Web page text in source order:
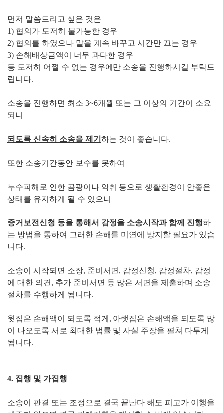
먼저 말씀드리고 싶은 것은
1) 협의가 도저히 불가능한 경우
2) 협의를 하였으나 말을 계속 바꾸고 시간만 끄는 경우
3) 손해배상금액이 너무 과다한 경우
등 도저히 어쩔 수 없는 경우에만 소송을 진행하시길 부탁드
립니다.
소송을 진행하면 최소 3~6개월 또는 그 이상의 기간이 소요
되니
되도록 신속히 소송을 제기 하는 것이 좋습니다.
또한 소송기간동안 보수를 못하여
누수피해로 인한 곰팡이나 악취 등으로 생활환경이 안좋은
상태를 유지하게 될 수 있으니
증거보전신청 등을 통해서 감정을 소송시작과 함께 진행하
는 방법을 통하여 그러한 손해를 미연에 방지할 필요가 있습
니다.
소송이 시작되면 소장, 준비서면, 감정신청, 감정절차, 감정
에 대한 의견, 추가 준비서면 등 많은 서면을 제출하며 소송
절차를 수행하게 됩니다.
윗집은 손해액이 되도록 적게, 아랫집은 손해액을 되도록 많
이 나오도록 서로 최대한 법률 및 사실 주장을 펼쳐 다투게
됩니다.
4. 집행 및 가집행
소송이 판결 또는 조정으로 결국 끝난다 해도 피고가 이행을